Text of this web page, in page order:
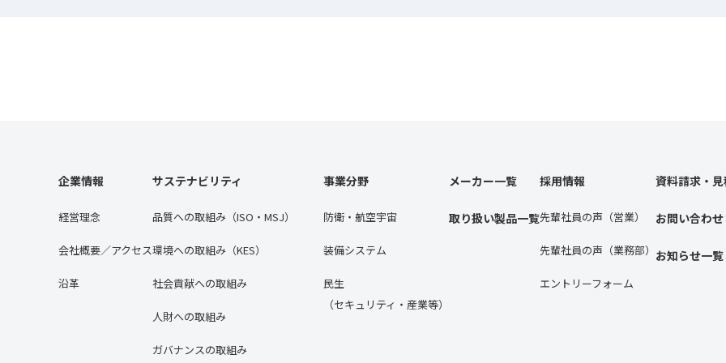
企業情報
経営理念
会社概要／アクセス
沿⾰
サステナビリティ
品質への取組み（ISO・MSJ）
環境への取組み（KES）
社会貢献への取組み
人財への取組み
ガバナンスの取組み
事業分野
防衛・航空宇宙
装備システム
民生
（セキュリティ・産業等）
メーカー一覧
取り扱い製品一覧
採用情報
先輩社員の声（営業）
先輩社員の声（業務部）
エントリーフォーム
資料請求・
お問い合わせ
お知らせ一覧